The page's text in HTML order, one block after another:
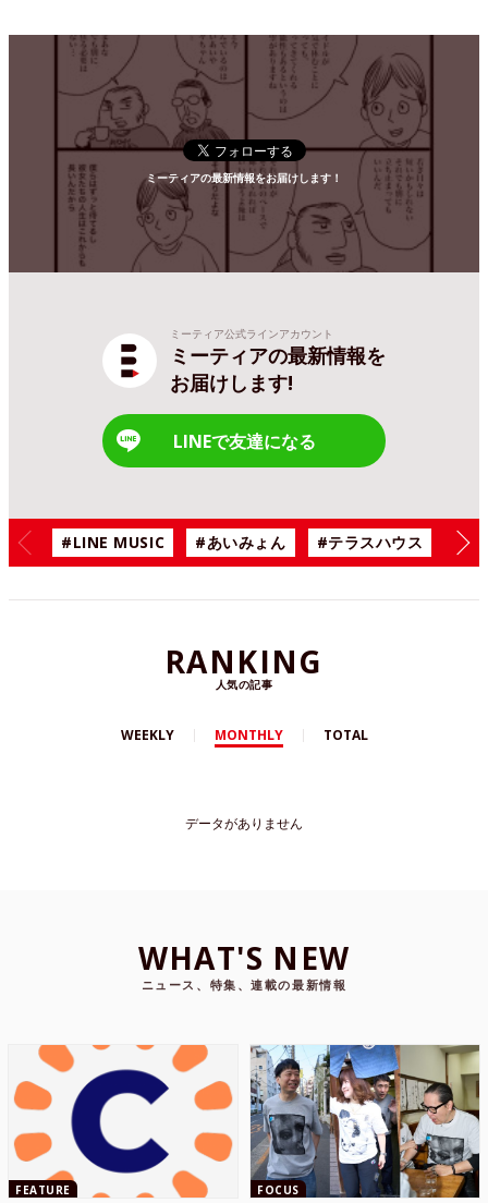
ミーティアの最新情報をお届けします！
ミーティア公式ラインアカウント
ミーティアの最新情報を
お届けします!
LINEで友達になる
#LINE MUSIC #あいみょん #テラスハウス #
RANKING
人気の記事
WEEKLY MONTHLY TOTAL
データがありません
WHAT'S NEW
ニュース、特集、連載の最新情報
FEATURE FOCUS